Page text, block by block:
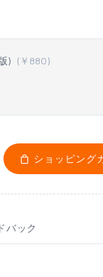
) (￥ 880)
ショッピング
バック